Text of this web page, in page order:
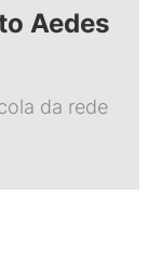
Aedes
da rede